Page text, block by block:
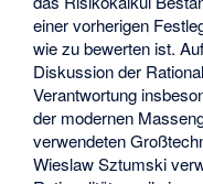
einer vorherigen
wie zu bewerten ist.
Diskussion der
Verantwortung
der modernen
verwendeten
Wieslaw Sztumski